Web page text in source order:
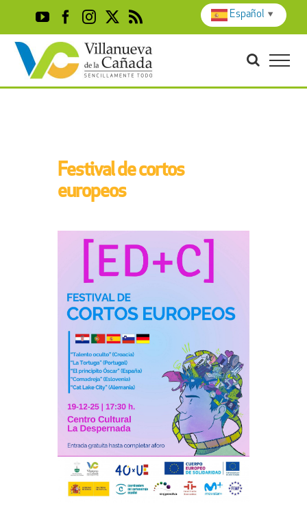
content
YouTubeFacebook
Instagram
X Rss
Festival de cortos
europeos
Español ▼